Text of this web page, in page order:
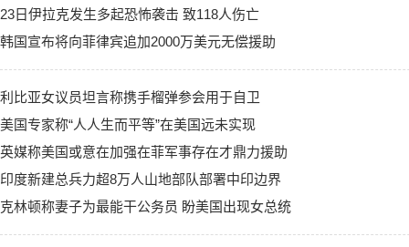
23日伊拉克发生多起恐怖袭击 致118人伤亡
韩国宣布将向菲律宾追加2000万美元无偿援助
利比亚女议员坦言称携手榴弹参会用于自卫
美国专家称“人人生而平等”在美国远未实现
英媒称美国或意在加强在菲军事存在才鼎力援助
印度新建总兵力超8万人山地部队部署中印边界
克林顿称妻子为最能干公务员 盼美国出现女总统